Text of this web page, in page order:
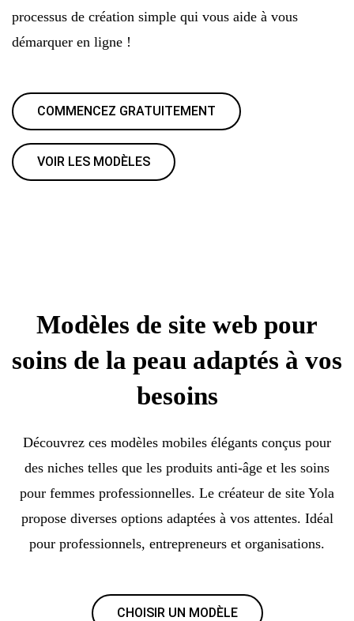
processus de création simple qui vous aide à vous
démarquer en ligne !
COMMENCEZ GRATUITEMENT
VOIR LES MODÈLES
Modèles de site web pour
soins de la peau adaptés à vos
besoins
Découvrez ces modèles mobiles élégants conçus pour
des niches telles que les produits anti-âge et les soins
pour femmes professionnelles. Le créateur de site Yola
propose diverses options adaptées à vos attentes. Idéal
pour professionnels, entrepreneurs et organisations.
CHOISIR UN MODÈLE